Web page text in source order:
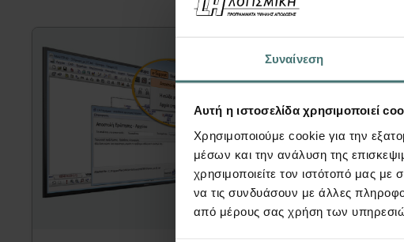
Συναίνεση
Αυτή η ιστοσελίδα χρησιμοποιεί
Χρησιμοποιούμε cookie για την
μέσων και την ανάλυση της
χρησιμοποιείτε τον ιστότοπό μας
να τις συνδυάσουν με άλλες
από μέρους σας χρήση των
Article